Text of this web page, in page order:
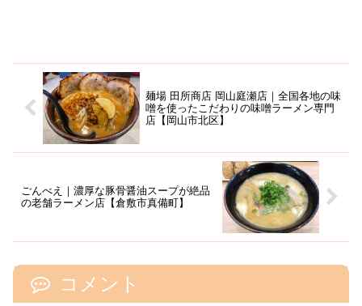
麺場 田所商店 岡山庭瀬店｜全国各地の味
噌を使ったこだわりの味噌ラーメン専門
店【岡山市北区】
ごんべえ｜濃厚な豚骨醤油スープが絶品
の老舗ラーメン店【倉敷市真備町】
コメント